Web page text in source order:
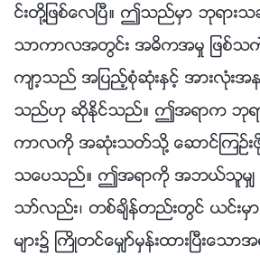
င္းတို႔ျဖစ္ေလၿပီ။ ဤသည္မွာ ဘုရား
သာကာလအတြင္း အဓိကအမႈ ျဖစ္သ
က်ာ့သည္ အျပည့္စုံဆုံးႏွင့္ အားလုံးအန
သည္ဟု ဆိုႏိုင္သည္။ ဤအရာက ဘုရ
ကာလကို အဆုံးသတ္သို႔ ေဆာင္ၾကဥ္းဖို
သေပသည္။ ဤအရာကို အဘယ္သူမွ် ေ
သာ္လည္း၊ တစ္ခ်ိန္တည္းတြင္ ယင္း
မ်ား၌ ႀကိဳတင္ေမွ်ာ္မွန္းထားၿပီးေသ